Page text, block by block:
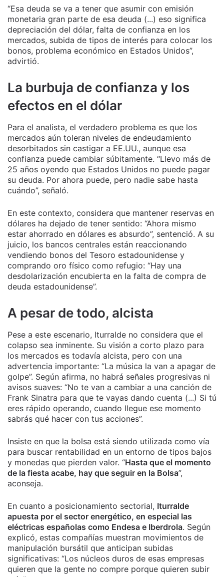
“Esa deuda se va a tener que asumir con emisión
monetaria gran parte de esa deuda (...) eso significa
depreciación del dólar, falta de confianza en los
mercados, subida de tipos de interés para colocar los
bonos, problema económico en Estados Unidos”,
advirtió.
La burbuja de confianza y los
efectos en el dólar
Para el analista, el verdadero problema es que los
mercados aún toleran niveles de endeudamiento
desorbitados sin castigar a EE.UU., aunque esa
confianza puede cambiar súbitamente. “Llevo más de
25 años oyendo que Estados Unidos no puede pagar
su deuda. Por ahora puede, pero nadie sabe hasta
cuándo”, señaló.
En este contexto, considera que mantener reservas en
dólares ha dejado de tener sentido: “Ahora mismo
estar ahorrado en dólares es absurdo”, sentenció. A su
juicio, los bancos centrales están reaccionando
vendiendo bonos del Tesoro estadounidense y
comprando oro físico como refugio: “Hay una
desdolarización encubierta en la falta de compra de
deuda estadounidense”.
A pesar de todo, alcista
Pese a este escenario, Iturralde no considera que el
colapso sea inminente. Su visión a corto plazo para
los mercados es todavía alcista, pero con una
advertencia importante: “La música la van a apagar de
golpe”. Según afirma, no habrá señales progresivas ni
avisos suaves: “No te van a cambiar a una canción de
Frank Sinatra para que te vayas dando cuenta (...) Si tú
eres rápido operando, cuando llegue ese momento
sabrás qué hacer con tus acciones”.
Insiste en que la bolsa está siendo utilizada como vía
para buscar rentabilidad en un entorno de tipos bajos
y monedas que pierden valor. “Hasta que el momento
de la fiesta acabe, hay que seguir en la Bolsa”,
aconseja.
En cuanto a posicionamiento sectorial, Iturralde
apuesta por el sector energético, en especial las
eléctricas españolas como Endesa e Iberdrola. Según
explicó, estas compañías muestran movimientos de
manipulación bursátil que anticipan subidas
significativas: “Los núcleos duros de esas empresas
quieren que la gente no compre porque quieren subir